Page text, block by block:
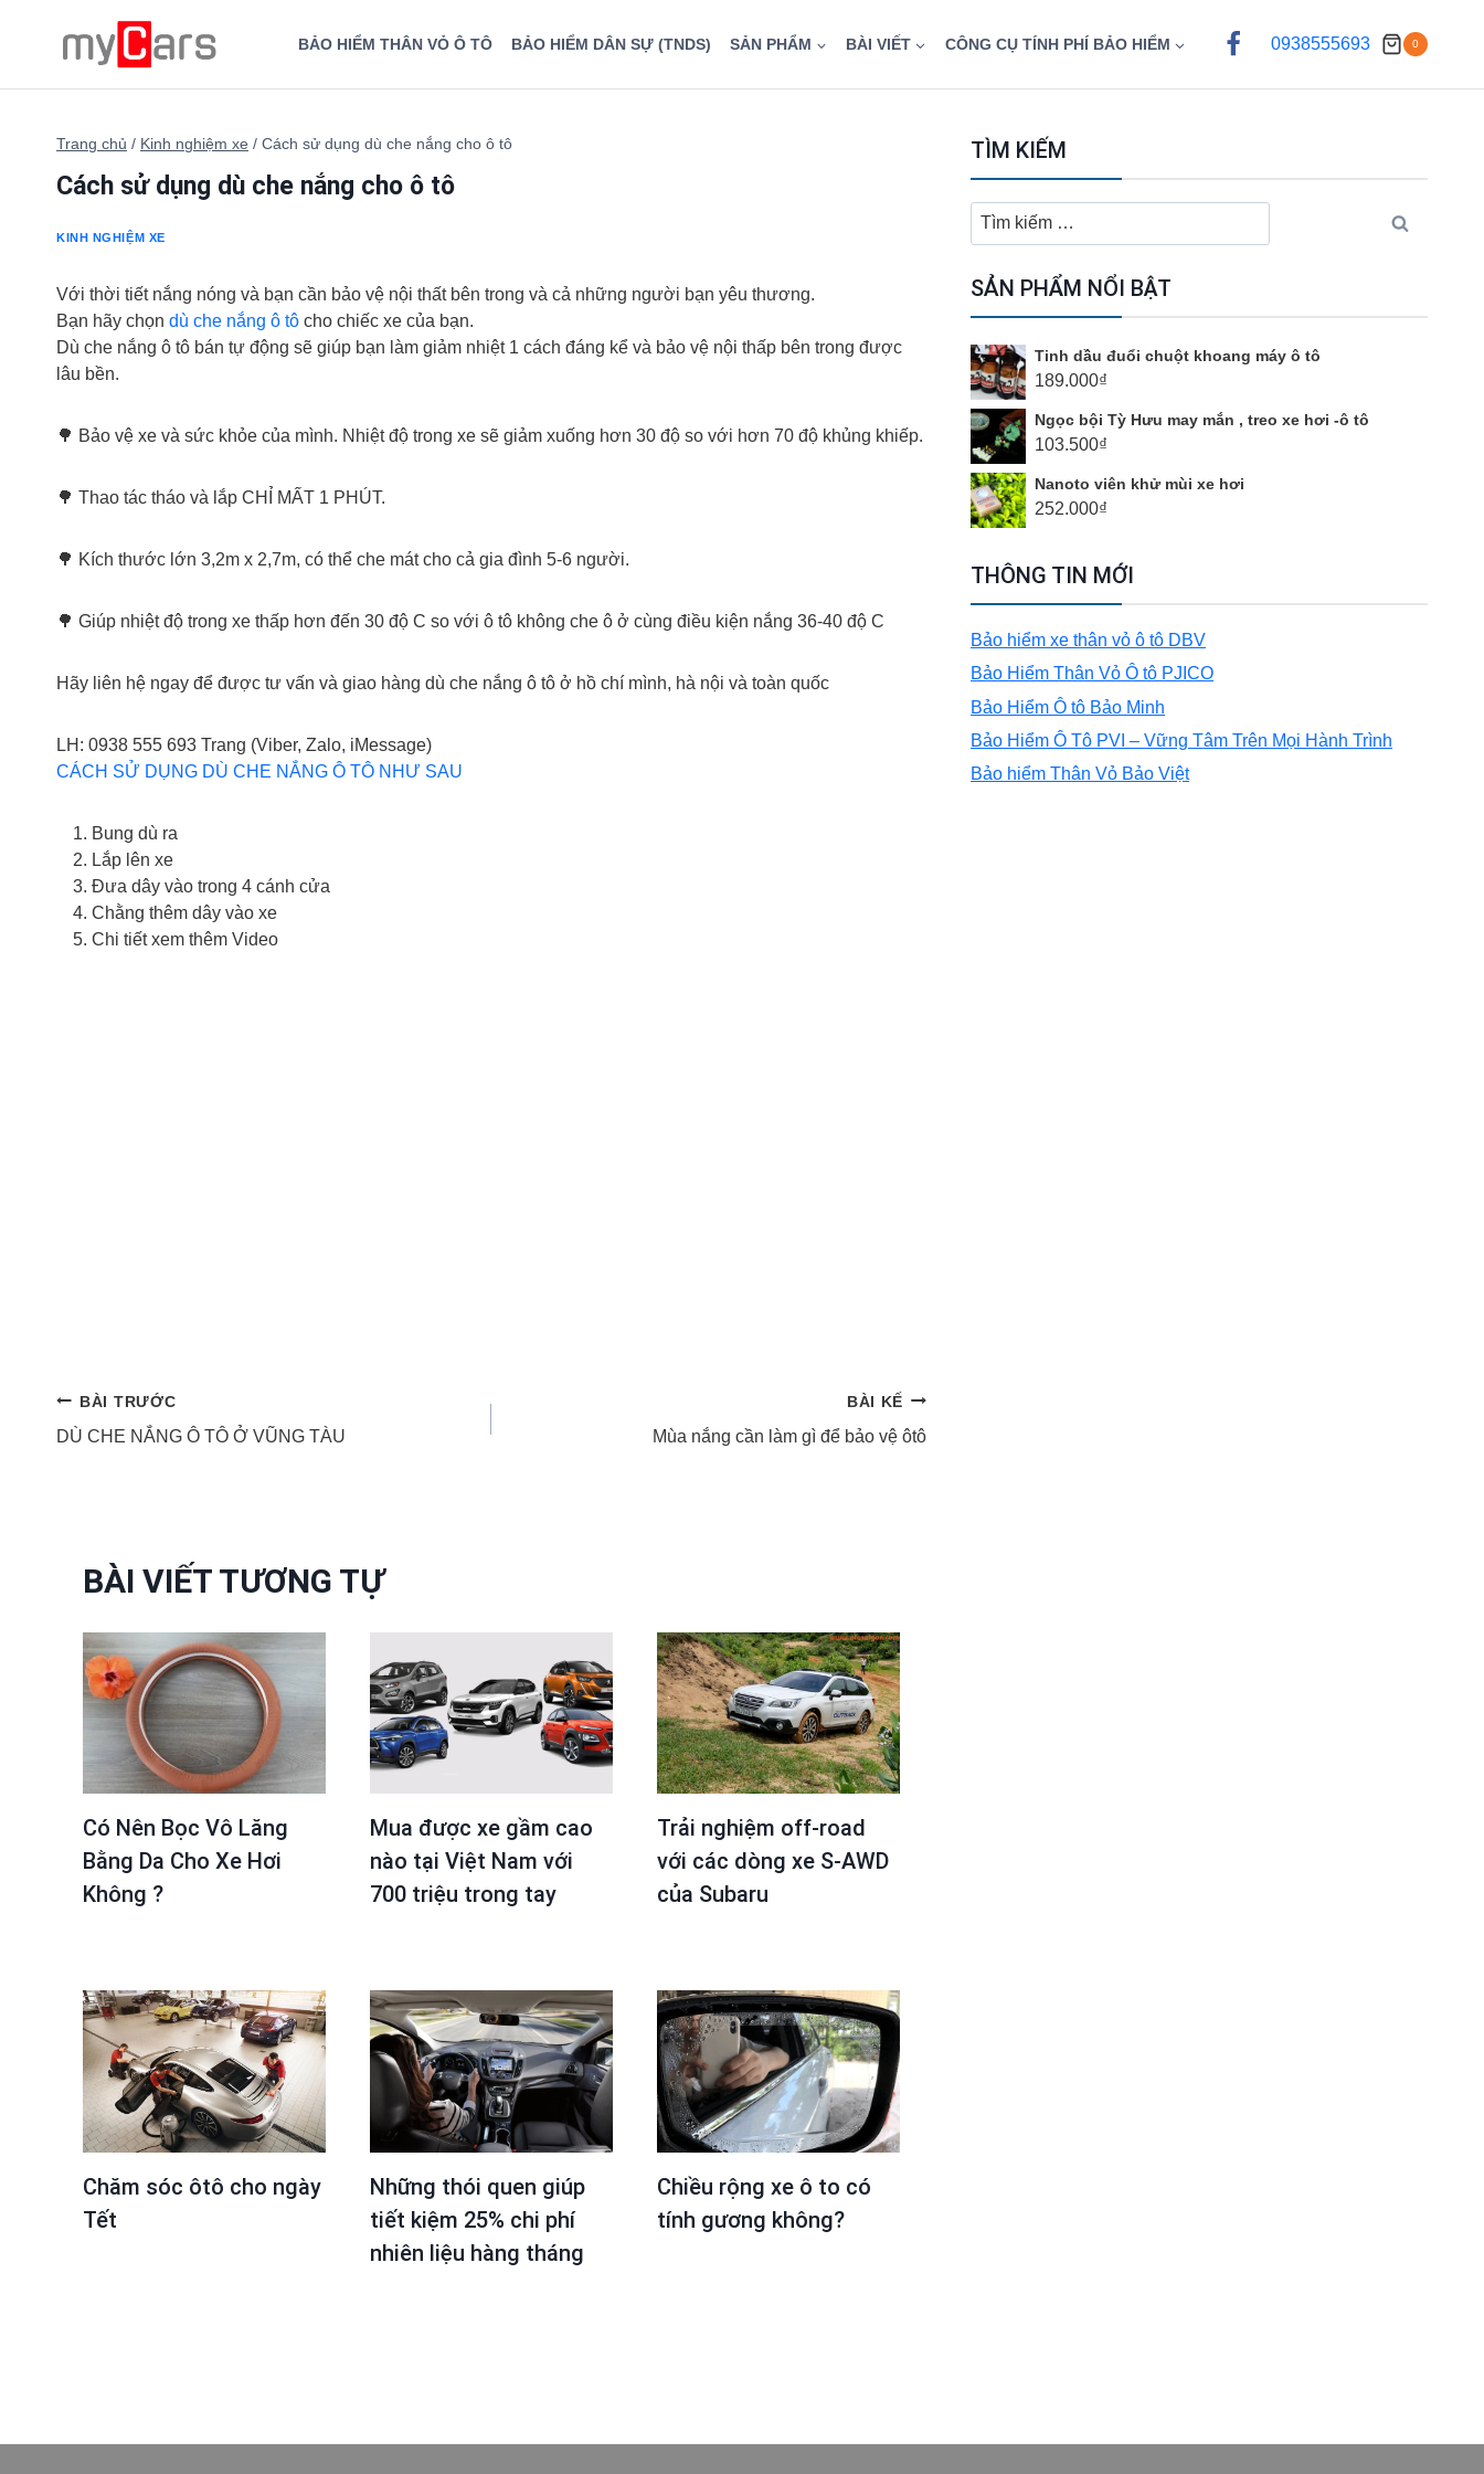
BẢO HIỂM THÂN VỎ Ô TÔ BẢO HIỂM DÂN SỰ (TNDS) SẢN PHẨM BÀI VIẾT CÔNG CỤ TÍNH PHÍ BẢO HIỂM 0938555693 0
Trang chủ / Kinh nghiệm xe / Cách sử dụng dù che nắng cho ô tô
Cách sử dụng dù che nắng cho ô tô
KINH NGHIỆM XE
Với thời tiết nắng nóng và bạn cần bảo vệ nội thất bên trong và cả những người bạn yêu thương.
Bạn hãy chọn dù che nắng ô tô cho chiếc xe của bạn.
Dù che nắng ô tô bán tự động sẽ giúp bạn làm giảm nhiệt 1 cách đáng kể và bảo vệ nội thấp bên trong được
lâu bền.
🌳 Bảo vệ xe và sức khỏe của mình. Nhiệt độ trong xe sẽ giảm xuống hơn 30 độ so với hơn 70 độ khủng khiếp.
🌳 Thao tác tháo và lắp CHỈ MẤT 1 PHÚT.
🌳 Kích thước lớn 3,2m x 2,7m, có thể che mát cho cả gia đình 5-6 người.
🌳 Giúp nhiệt độ trong xe thấp hơn đến 30 độ C so với ô tô không che ô ở cùng điều kiện nắng 36-40 độ C
Hãy liên hệ ngay để được tư vấn và giao hàng dù che nắng ô tô ở hồ chí mình, hà nội và toàn quốc
LH: 0938 555 693 Trang (Viber, Zalo, iMessage)
CÁCH SỬ DỤNG DÙ CHE NẮNG Ô TÔ NHƯ SAU
Bung dù ra
Lắp lên xe
Đưa dây vào trong 4 cánh cửa
Chằng thêm dây vào xe
Chi tiết xem thêm Video
Điều
viết
BÀI TRƯỚC
DÙ CHE NẮNG Ô TÔ Ở VŨNG TÀU
BÀI KẾ
Mùa nắng cần làm gì để bảo vệ ôtô
BÀI VIẾT TƯƠNG TỰ
Có Nên Bọc Vô Lăng
Bằng Da Cho Xe Hơi
Không ?
Mua được xe gầm cao
nào tại Việt Nam với
700 triệu trong tay
Trải nghiệm off-road
với các dòng xe S-AWD
của Subaru
Chăm sóc ôtô cho ngày
Tết
Những thói quen giúp
tiết kiệm 25% chi phí
nhiên liệu hàng tháng
Chiều rộng xe ô to có
tính gương không?
TÌM KIẾM
Tìm
kiếm
SẢN PHẨM NỔI BẬT
Tinh dầu đuổi chuột khoang máy ô tô
189.000₫
Ngọc bội Tỳ Hưu may mắn , treo xe hơi -ô tô
103.500₫
Nanoto viên khử mùi xe hơi
252.000₫
THÔNG TIN MỚI
Bảo hiểm xe thân vỏ ô tô DBV
Bảo Hiểm Thân Vỏ Ô tô PJICO
Bảo Hiểm Ô tô Bảo Minh
Bảo Hiểm Ô Tô PVI – Vững Tâm Trên Mọi Hành Trình
Bảo hiểm Thân Vỏ Bảo Việt